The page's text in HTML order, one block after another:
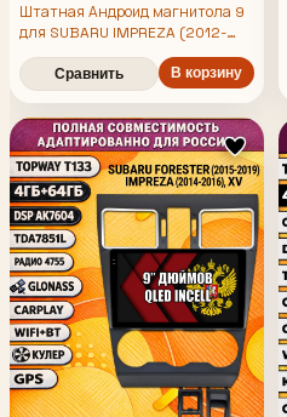
Штатная Андроид магнитола 9
для SUBARU IMPREZA (2012-
XV, рамка черная матовая,
4/64гб, DSP, беспроводной
CarPlay и Android Auto, GPS и
ГЛОНАСС
Сравнить В корзину